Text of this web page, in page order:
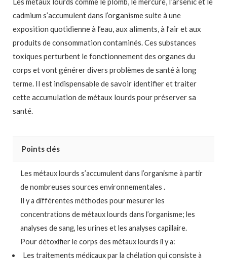
cadmium s’accumulent dans l’organisme suite à une
exposition quotidienne à l’eau, aux aliments, à l’air et aux
produits de consommation contaminés. Ces substances
toxiques perturbent le fonctionnement des organes du
corps et vont générer divers problèmes de santé à long
terme. Il est indispensable de savoir identifier et traiter
cette accumulation de métaux lourds pour préserver sa
santé.
Points clés
Les métaux lourds s’accumulent dans l’organisme à partir
de nombreuses sources environnementales .
Il y a différentes méthodes pour mesurer les
concentrations de métaux lourds dans l’organisme; les
analyses de sang, les urines et les analyses capillaire.
Pour détoxifier le corps des métaux lourds il y a:
Les traitements médicaux par la chélation qui consiste à